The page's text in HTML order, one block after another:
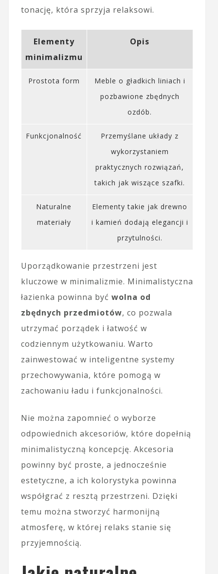
tonację, która sprzyja relaksowi.
Elementy
minimalizmu
Opis
Prostota form
Meble o gładkich liniach i
pozbawione zbędnych
ozdób.
Funkcjonalność
Przemyślane układy z
wykorzystaniem
praktycznych rozwiązań,
takich jak wiszące szafki.
Naturalne
materiały
Elementy takie jak drewno
i kamień dodają elegancji i
przytulności.
Uporządkowanie przestrzeni jest
kluczowe w minimalizmie. Minimalistyczna
łazienka powinna być wolna od
zbędnych przedmiotów, co pozwala
utrzymać porządek i łatwość w
codziennym użytkowaniu. Warto
zainwestować w inteligentne systemy
przechowywania, które pomogą w
zachowaniu ładu i funkcjonalności.
Nie można zapomnieć o wyborze
odpowiednich akcesoriów, które dopełnią
minimalistyczną koncepcję. Akcesoria
powinny być proste, a jednocześnie
estetyczne, a ich kolorystyka powinna
współgrać z resztą przestrzeni. Dzięki
temu można stworzyć harmonijną
atmosferę, w której relaks stanie się
przyjemnością.